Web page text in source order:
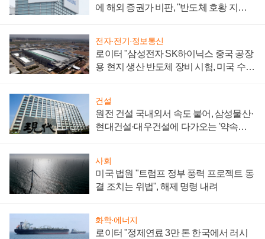
에 해외 증권가 비판, "반도체 호황 지속
전자·전기·정보통신
로이터 "삼성전자 SK하이닉스 중국 공장
용 현지 생산 반도체 장비 시험, 미국 수출
건설
원전 건설 국내외서 속도 붙어, 삼성물산·
현대건설·대우건설에 다가오는 '약속의
사회
미국 법원 "트럼프 정부 풍력 프로젝트 동
결 조치는 위법", 해제 명령 내려
화학·에너지
로이터 "정제연료 3만 톤 한국에서 러시